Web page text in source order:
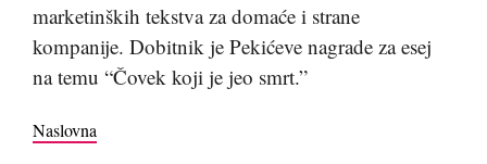
marketinških tekstva za domaće i strane
kompanije. Dobitnik je Pekićeve nagrade za esej
na temu “Čovek koji je jeo smrt.”
Naslovna